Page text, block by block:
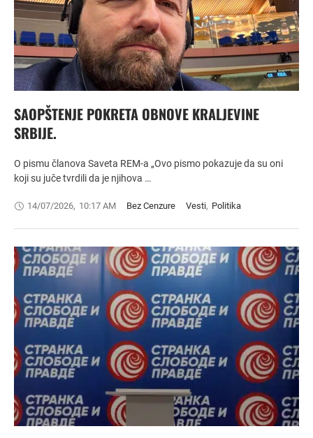
SAOPŠTENJE POKRETA OBNOVE KRALJEVINE
SRBIJE.
O pismu članova Saveta REM-a „Ovo pismo pokazuje da su oni
koji su juče tvrdili da je njihova …
14/07/2026, 10:17 AM Bez Cenzure Vesti, Politika